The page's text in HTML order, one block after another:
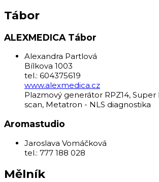
Tábor
ALEXMEDICA Tábor
Alexandra Partlová
Bílkova 1003
tel.: 604375619
www.alexmedica.cz
Plazmový generátor RPZ14, Super
scan, Metatron - NLS diagnostika
Aromastudio
Jaroslava Vomáčková
tel.: 777 188 028
Mělník